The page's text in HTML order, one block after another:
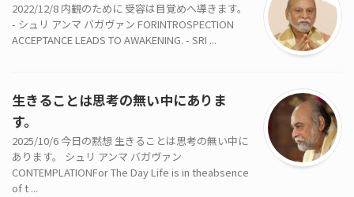
2022/12/8 内観のために 受容は目覚めへ導きます。
- シュリ アンマ バガヴァン FORINTROSPECTION
ACCEPTANCE LEADS TO AWAKENING. - SRI ...
生きることは思考の無い中にありま
す。
2025/10/6 今日の黙想 生きることは思考の無い中に
あります。 シュリ アンマ バガヴァン
CONTEMPLATIONFor The Day Life is in theabsence
of t ...